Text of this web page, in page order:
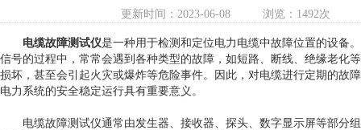
更新时间：2023-06-08 浏览：1492次
电缆故障测试仪是一种用于检测和定位电力电缆中故障位置的设备
信号的过程中，常常会遇到各种类型的故障，如短路、断线、绝缘老化
损坏，甚至会引起火灾或爆炸等危险事件。因此，对电缆进行定期的故
电力系统的安全稳定运行具有重要意义。
电缆故障测试仪通常由发生器、接收器、探头、数字显示屏等部分